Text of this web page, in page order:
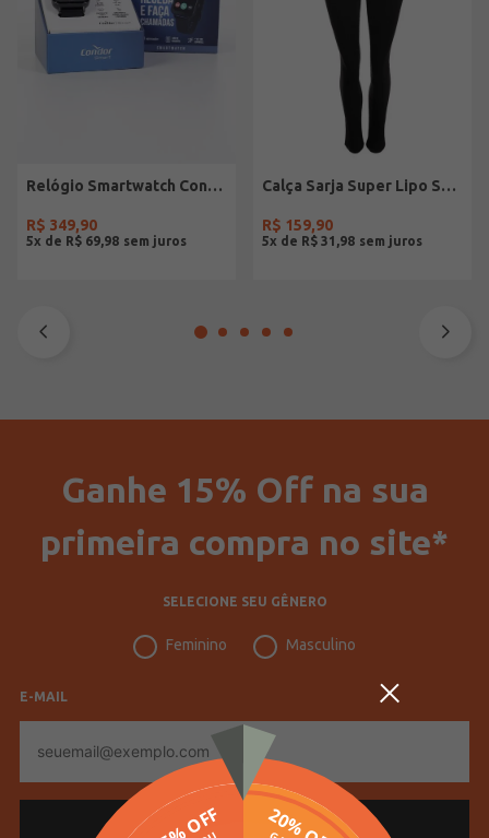
Relógio Smartwatch Condor PRETO
R$ 349,90
5x de R$ 69 98
Calça Sarja Super Lipo Sawary Feminina Preto
R$ 159,90
5x de R$ 31 98
Ganhe 15% Off na sua
primeira compra no site*
SELECIONE SEU GÊNERO
Feminino Masculino
E-MAIL
mail